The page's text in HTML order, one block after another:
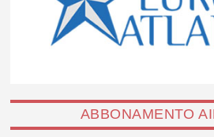
ABBONAMENTO